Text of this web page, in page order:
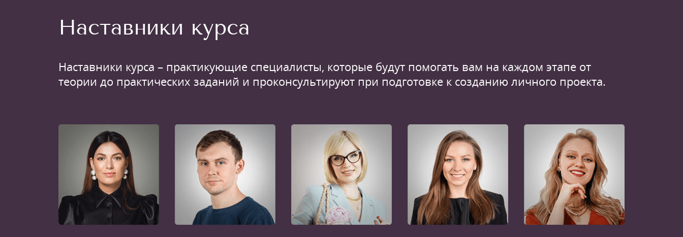
Наставники курса
Наставники курса – практикующие специалисты, которые будут помогать вам на каждом этапе от
теории до практических заданий и проконсультируют при подготовке к созданию личного проекта.